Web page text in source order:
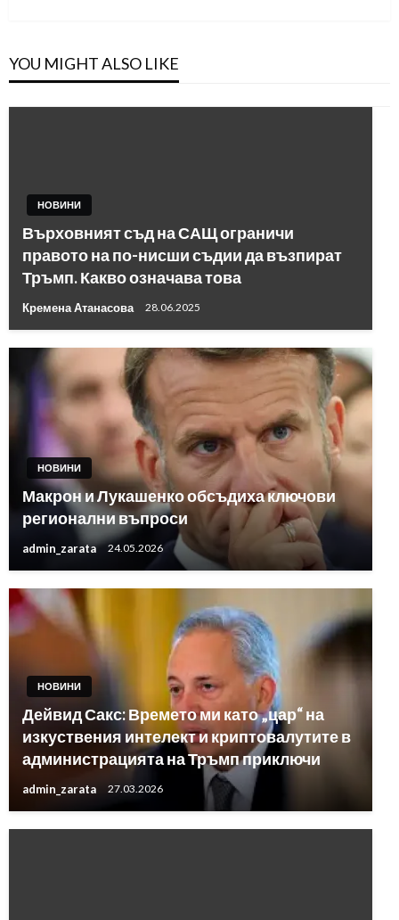
YOU MIGHT ALSO LIKE
НОВИНИ
Върховният съд на САЩ ограничи
правото на по-нисши съдии да възпират
Тръмп. Какво означава това
Кремена Атанасова 28.06.2025
НОВИНИ
Макрон и Лукашенко обсъдиха ключови
регионални въпроси
admin_zarata 24.05.2026
НОВИНИ
Дейвид Сакс: Времето ми като „цар“ на
изкуствения интелект и криптовалутите в
администрацията на Тръмп приключи
admin_zarata 27.03.2026